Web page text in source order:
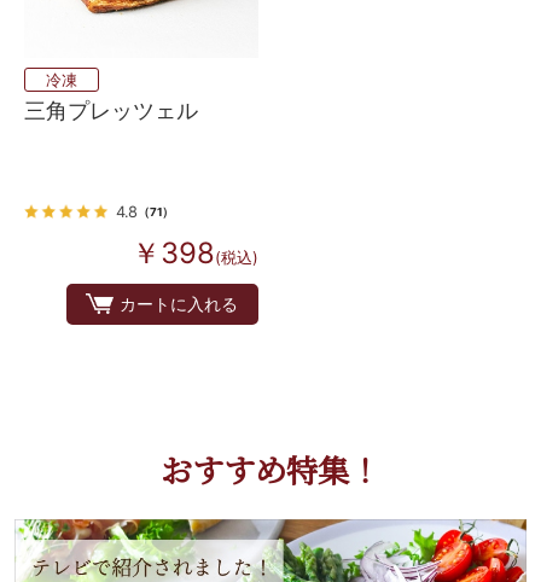
冷凍
三角プレッツェル
4.8 （71）
￥398(税込)
カートに入れる
おすすめ特集！